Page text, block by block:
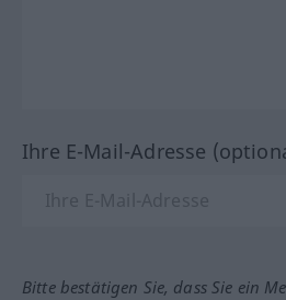
Ihre E-Mail-Adresse
Bitte bestätigen Sie, dass Sie ein